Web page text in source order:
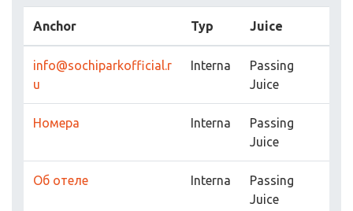
Anchor Typ Juice
info@sochiparkofficial.r
u
Interna
Passing
Juice
Номера Interna
Passing
Juice
Об отеле Interna
Passing
Juice